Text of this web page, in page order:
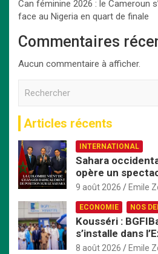
Can féminine 2026 : le Cameroun
face au Nigeria en quart de finale
Commentaires
Aucun commentaire à afficher.
r
c
h
e
r
Articles récents
INTERNATIONAL
Sahara
opère un
rapprochement
9 août 2026 Emile
ECONOMIE NOS
Kousséri :
s’installe dans
mise sur le
8 août 2026 Emile